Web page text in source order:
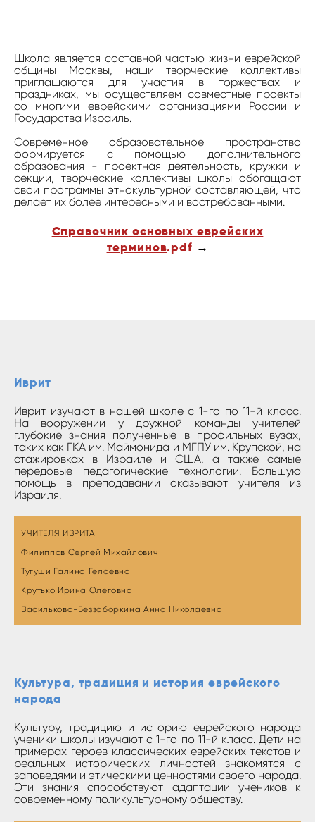
Школа является составной частью жизни еврейской
общины Москвы, наши творческие коллективы
приглашаются для участия в торжествах и
праздниках, мы осуществляем совместные проекты
со многими еврейскими организациями России и
Государства Израиль.
Современное образовательное пространство
формируется с помощью дополнительного
образования - проектная деятельность, кружки и
секции, творческие коллективы школы обогащают
свои программы этнокультурной составляющей, что
делает их более интересными и востребованными.
Справочник основных еврейских
терминов.pdf →
Иврит
Иврит изучают в нашей школе с 1-го по 11-й класс.
На вооружении у дружной команды учителей
глубокие знания полученные в профильных вузах,
таких как ГКА им. Маймонида и МГПУ им. Крупской, на
стажировках в Израиле и США, а также самые
передовые педагогические технологии. Большую
помощь в преподавании оказывают учителя из
Израиля.
УЧИТЕЛЯ ИВРИТА
Филиппов Сергей Михайлович
Тугуши Галина Гелаевна
Крутько Ирина Олеговна
Василькова-Беззаборкина Анна Николаевна
Культура, традиция и история еврейского
народа
Культуру, традицию и историю еврейского народа
ученики школы изучают с 1-го по 11-й класс. Дети на
примерах героев классических еврейских текстов и
реальных исторических личностей знакомятся с
заповедями и этическими ценностями своего народа.
Эти знания способствуют адаптации учеников к
современному поликультурному обществу.